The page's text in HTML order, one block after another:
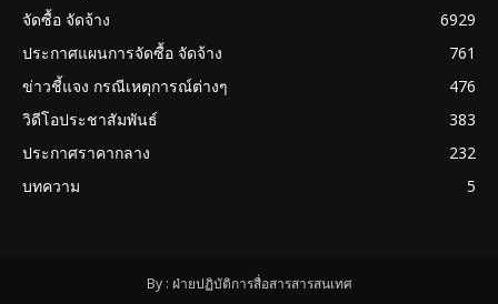
จัดซื้อ จัดจ้าง
6929
ประกาศแผนการจัดซื้อ จัดจ้าง
761
ข่าวชี้แจง กรณีเหตุการณ์ต่างๆ
476
วิดีโอประชาสัมพันธ์
383
ประกาศราคากลาง
232
บทความ
5
By : ฝ่ายปฏิบัติการสื่อสารสารสนเทศ